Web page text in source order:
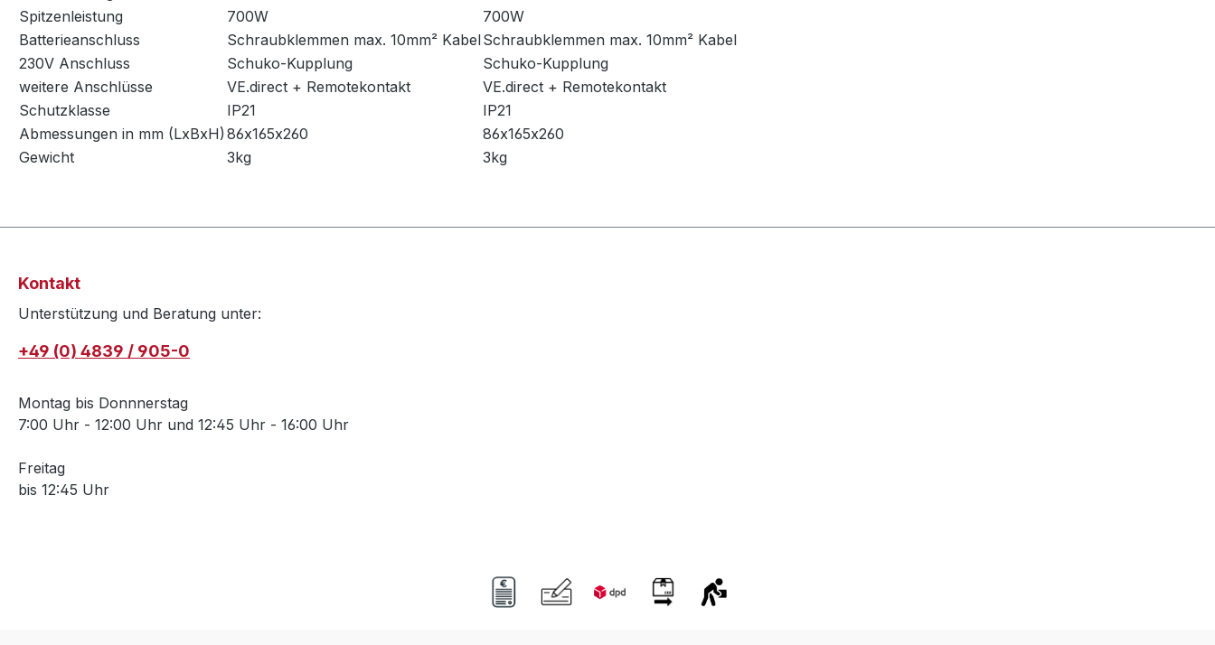
Spitzenleistung
700W
700W
Batterieanschluss
Schraubklemmen max. 10mm² KabelSchraubklemmen max. 10mm² Kabel
230V Anschluss
Schuko-Kupplung
Schuko-Kupplung
weitere Anschlüsse
VE.direct + Remotekontakt
VE.direct + Remotekontakt
Schutzklasse
IP21
IP21
Abmessungen in mm (LxBxH) 86x165x260
86x165x260
Gewicht
3kg 3kg
Kontakt
Unterstützung und Beratung unter:
+49 (0) 4839 / 905-0
Montag bis Donnnerstag
7:00 Uhr - 12:00 Uhr und 12:45 Uhr - 16:00 Uhr
Freitag
bis 12:45 Uhr